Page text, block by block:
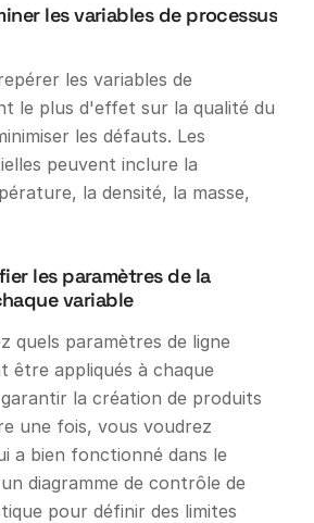
les variables de processus
les variables de
le plus d'effet sur la qualité du
les défauts. Les
peuvent inclure la
la densité, la masse,
les paramètres de la
variable
quels paramètres de ligne
être appliqués à chaque
la création de produits
une fois, vous voudrez
a bien fonctionné dans le
diagramme de contrôle de
pour définir des limites